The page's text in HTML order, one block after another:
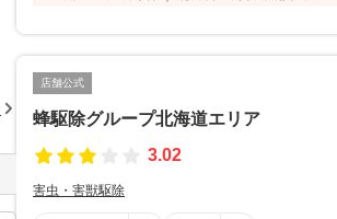
店舗公式
蜂駆除グループ北海道エリア
3.02
害虫・害獣駆除